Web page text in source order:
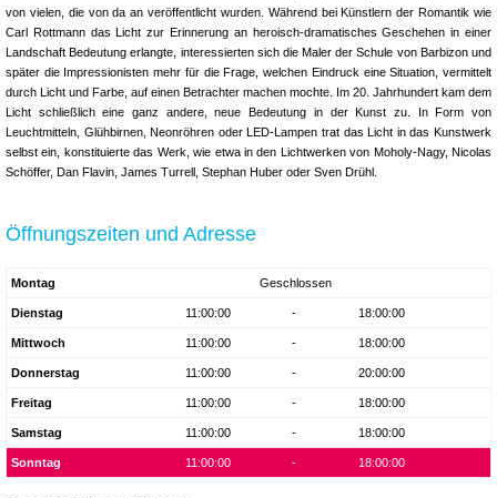
von vielen, die von da an veröffentlicht wurden. Während bei Künstlern der Romantik wie
Carl Rottmann das Licht zur Erinnerung an heroisch-dramatisches Geschehen in einer
Landschaft Bedeutung erlangte, interessierten sich die Maler der Schule von Barbizon und
später die Impressionisten mehr für die Frage, welchen Eindruck eine Situation, vermittelt
durch Licht und Farbe, auf einen Betrachter machen mochte. Im 20. Jahrhundert kam dem
Licht schließlich eine ganz andere, neue Bedeutung in der Kunst zu. In Form von
Leuchtmitteln, Glühbirnen, Neonröhren oder LED-Lampen trat das Licht in das Kunstwerk
selbst ein, konstituierte das Werk, wie etwa in den Lichtwerken von Moholy-Nagy, Nicolas
Schöffer, Dan Flavin, James Turrell, Stephan Huber oder Sven Drühl.
Öffnungszeiten und Adresse
Montag Geschlossen
Dienstag 11:00:00 - 18:00:00
Mittwoch 11:00:00 - 18:00:00
Donnerstag 11:00:00 - 20:00:00
Freitag 11:00:00 - 18:00:00
Samstag 11:00:00 - 18:00:00
Sonntag 11:00:00 - 18:00:00